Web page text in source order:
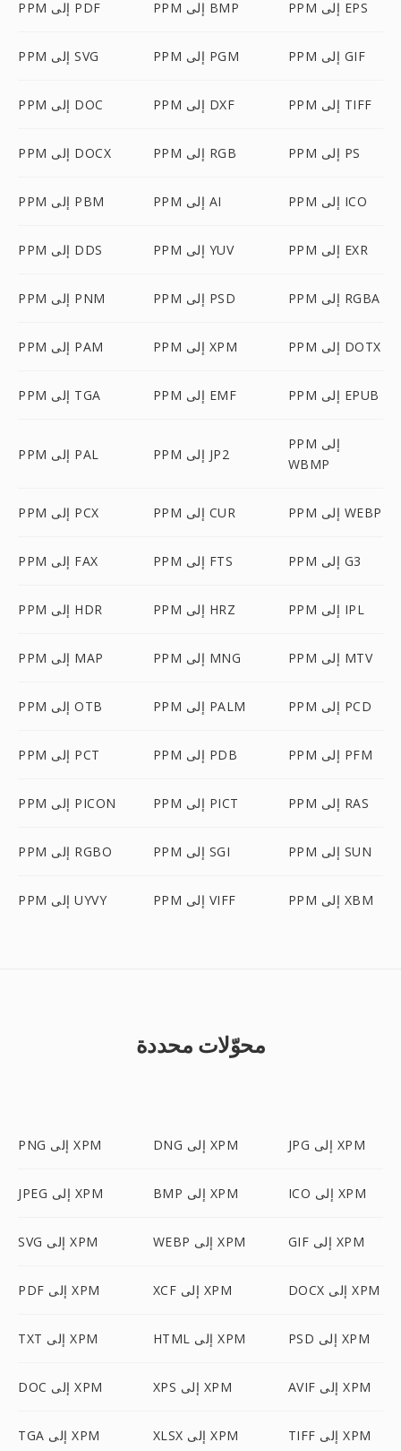
PPM إلى PDF PPM إلى BMP PPM إلى EPS
PPM إلى SVG PPM إلى PGM PPM إلى GIF
PPM إلى DOC PPM إلى DXF PPM إلى TIFF
PPM إلى DOCX PPM إلى RGB PPM إلى PS
PPM إلى PBM PPM إلى AI PPM إلى ICO
PPM إلى DDS PPM إلى YUV PPM إلى EXR
PPM إلى PNM PPM إلى PSD PPM إلى RGBA
PPM إلى PAM PPM إلى XPM PPM إلى DOTX
PPM إلى TGA PPM إلى EMF PPM إلى EPUB
PPM إلى PAL PPM إلى JP2
PPM إلى
WBMP
PPM إلى PCX PPM إلى CUR PPM إلى WEBP
PPM إلى FAX PPM إلى FTS PPM إلى G3
PPM إلى HDR PPM إلى HRZ PPM إلى IPL
PPM إلى MAP PPM إلى MNG PPM إلى MTV
PPM إلى OTB PPM إلى PALM PPM إلى PCD
PPM إلى PCT PPM إلى PDB PPM إلى PFM
PPM إلى PICON PPM إلى PICT PPM إلى RAS
PPM إلى RGBO PPM إلى SGI PPM إلى SUN
PPM إلى UYVY PPM إلى VIFF PPM إلى XBM
محوّلات محددة
PNG إلى XPM DNG إلى XPM JPG إلى XPM
JPEG إلى XPM BMP إلى XPM ICO إلى XPM
SVG إلى XPM WEBP إلى XPM GIF إلى XPM
PDF إلى XPM XCF إلى XPM DOCX إلى XPM
TXT إلى XPM HTML إلى XPM PSD إلى XPM
DOC إلى XPM XPS إلى XPM AVIF إلى XPM
TGA إلى XPM XLSX إلى XPM TIFF إلى XPM